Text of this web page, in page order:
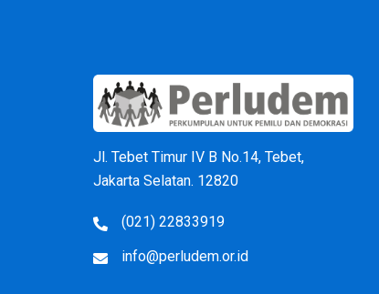
Jl. Tebet Timur IV B No.14, Tebet,
Jakarta Selatan. 12820
(021) 22833919
info@perludem.or.id